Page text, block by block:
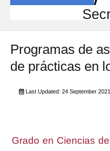
INVESTIGACIÓN
INTERNACIONAL
Directorio FCCE
Programas de
de prácticas en
Last Updated: 24 September 2021
Grado en Ciencias